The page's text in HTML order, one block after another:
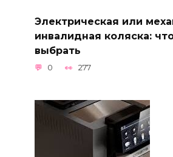
Электрическая или
инвалидная коляска:
выбрать
0 277